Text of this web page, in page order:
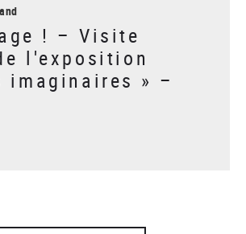
! – Visite
l'exposition
imaginaires » –